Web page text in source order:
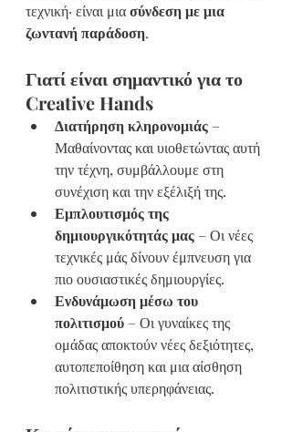
τεχνική· είναι μια σύνδεση με μια
ζωντανή παράδοση.
Γιατί είναι σημαντικό για το
Creative Hands
Διατήρηση κληρονομιάς –
Μαθαίνοντας και υιοθετώντας αυτή
την τέχνη, συμβάλλουμε στη
συνέχιση και την εξέλιξή της.
Εμπλουτισμός της
δημιουργικότητάς μας – Οι νέες
τεχνικές μάς δίνουν έμπνευση για
πιο ουσιαστικές δημιουργίες.
Ενδυνάμωση μέσω του
πολιτισμού – Οι γυναίκες της
ομάδας αποκτούν νέες δεξιότητες,
αυτοπεποίθηση και μια αίσθηση
πολιτιστικής υπερηφάνειας.